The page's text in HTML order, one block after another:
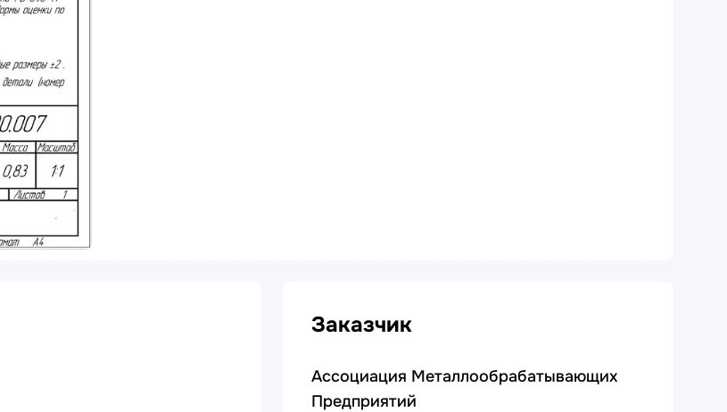
Заказчик
Ассоциация Металлообрабатывающих
Предприятий